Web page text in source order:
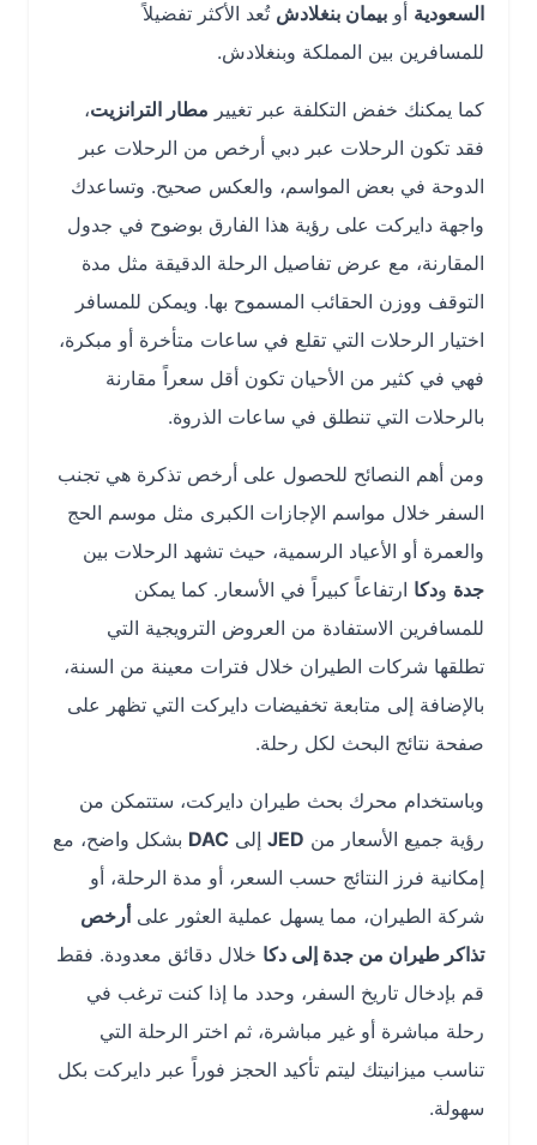
السعوديةأوبيمان بنغلادشتُعد الأكثر تفضيلاً
للمسافرين بين المملكة وبنغلادش.
كما يمكنك خفض التكلفة عبر تغيير مطار الترانزيت ،
فقد تكون الرحلات عبر دبي أرخص من الرحلات عبر
الدوحة في بعض المواسم، والعكس صحيح. وتساعدك
واجهة دايركت على رؤية هذا الفارق بوضوح في جدول
المقارنة، مع عرض تفاصيل الرحلة الدقيقة مثل مدة
التوقف ووزن الحقائب المسموح بها. ويمكن للمسافر
اختيار الرحلات التي تقلع في ساعات متأخرة أو مبكرة،
فهي في كثير من الأحيان تكون أقل سعراً مقارنة
بالرحلات التي تنطلق في ساعات الذروة.
ومن أهم النصائح للحصول على أرخص تذكرة هي تجنب
السفر خلال مواسم الإجازات الكبرى مثل موسم الحج
والعمرة أو الأعياد الرسمية، حيث تشهد الرحلات بين
دكاارتفاعاً كبيراً في الأسعار. كما يمكن
للمسافرين الاستفادة من العروض الترويجية التي
تطلقها شركات الطيران خلال فترات معينة من السنة،
بالإضافة إلى متابعة تخفيضات دايركت التي تظهر على
صفحة نتائج البحث لكل رحلة.
وباستخدام محرك بحث طيران دايركت، ستتمكن من
رؤية جميع الأسعار منJEDإلىDAC بشكل واضح، مع
إمكانية فرز النتائج حسب السعر، أو مدة الرحلة، أو
شركة الطيران، مما يسهل عملية العثور على أرخص
تذاكر طيران من جدة إلى دكاخلال دقائق معدودة. فقط
قم بإدخال تاريخ السفر، وحدد ما إذا كنت ترغب في
رحلة مباشرة أو غير مباشرة، ثم اختر الرحلة التي
تناسب ميزانيتك ليتم تأكيد الحجز فوراً عبر دايركت بكل
سهولة.